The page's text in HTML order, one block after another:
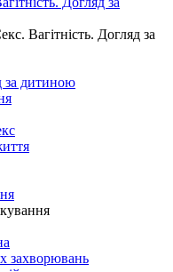
Вагітність. Догляд за
за дитиною
захворювань